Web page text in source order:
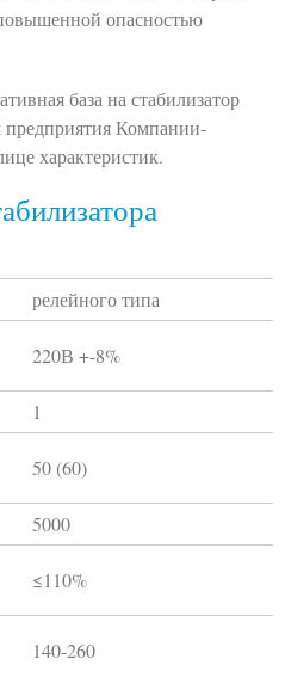
опасностью
база на стабилизатор
предприятия Компании-
характеристик.
релейного типа
220В +-8%
1
50 (60)
5000
≤110%
140-260